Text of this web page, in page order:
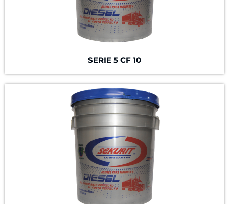
SERIE 5 CF 10